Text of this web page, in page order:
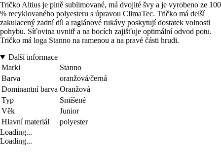
Tričko Altius je plně sublimované, má dvojité švy a je vyrobeno ze 100
% recyklovaného polyesteru s úpravou ClimaTec. Tričko má delší
zakulacený zadní díl a raglánové rukávy poskytují dostatek volnosti
pohybu. Síťovina uvnitř a na bocích zajišťuje optimální odvod potu.
Tričko má loga Stanno na ramenou a na pravé části hrudi.
Další informace
Marki
Stanno
Barva
oranžová/černá
Dominantní barva Oranžová
Typ
Smíšené
Věk
Junior
Hlavní materiál
polyester
Loading...
Loading...